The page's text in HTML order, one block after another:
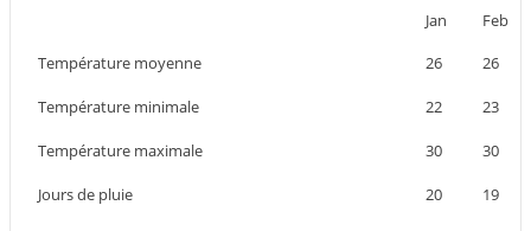
Jan
Feb
Température moyenne
26 26
Température minimale 22 23
Température maximale 30 30
Jours de pluie 20 19